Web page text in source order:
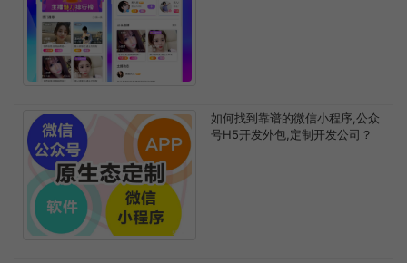
如何找到靠谱的微信小程序,公众
号H5开发外包,定制开发公司？